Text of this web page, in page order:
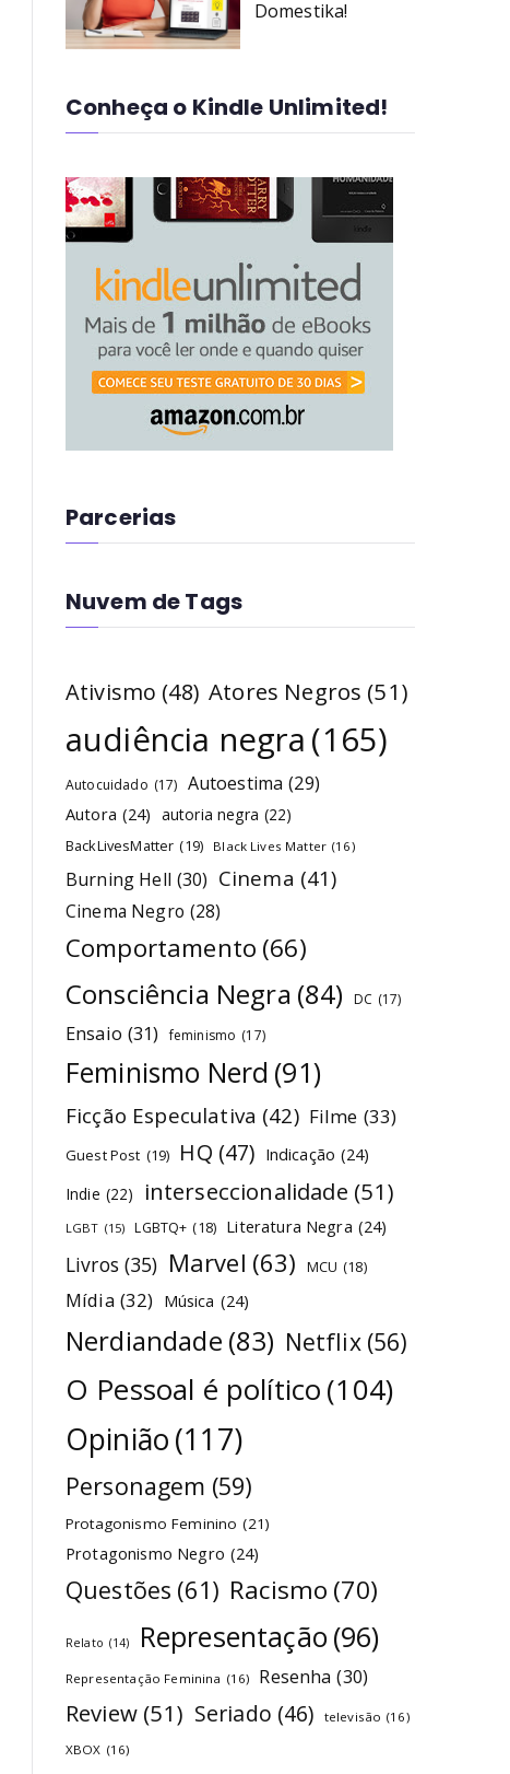
Domestika!
Conheça o Kindle Unlimited!
Parcerias
Nuvem de Tags
Ativismo (48) Atores Negros (51)
audiência negra (165)
Autocuidado (17) Autoestima (29)
Autora (24) autoria negra (22)
BackLivesMatter (19) Black Lives Matter (16)
Burning Hell (30) Cinema (41)
Cinema Negro (28)
Comportamento (66)
Consciência Negra (84) DC (17)
Ensaio (31) feminismo (17)
Feminismo Nerd (91)
Ficção Especulativa (42) Filme (33)
Guest Post (19) HQ (47) Indicação (24)
Indie (22) interseccionalidade (51)
LGBT (15) LGBTQ+ (18) Literatura Negra (24)
Livros (35) Marvel (63) MCU (18)
Mídia (32) Música (24)
Nerdiandade (83) Netflix (56)
O Pessoal é político(104)
Opinião(117)
Personagem (59)
Protagonismo Feminino (21)
Protagonismo Negro (24)
Questões (61) Racismo (70)
Relato (14) Representação (96)
Representação Feminina (16) Resenha (30)
Review (51) Seriado (46) televisão (16)
XBOX (16)